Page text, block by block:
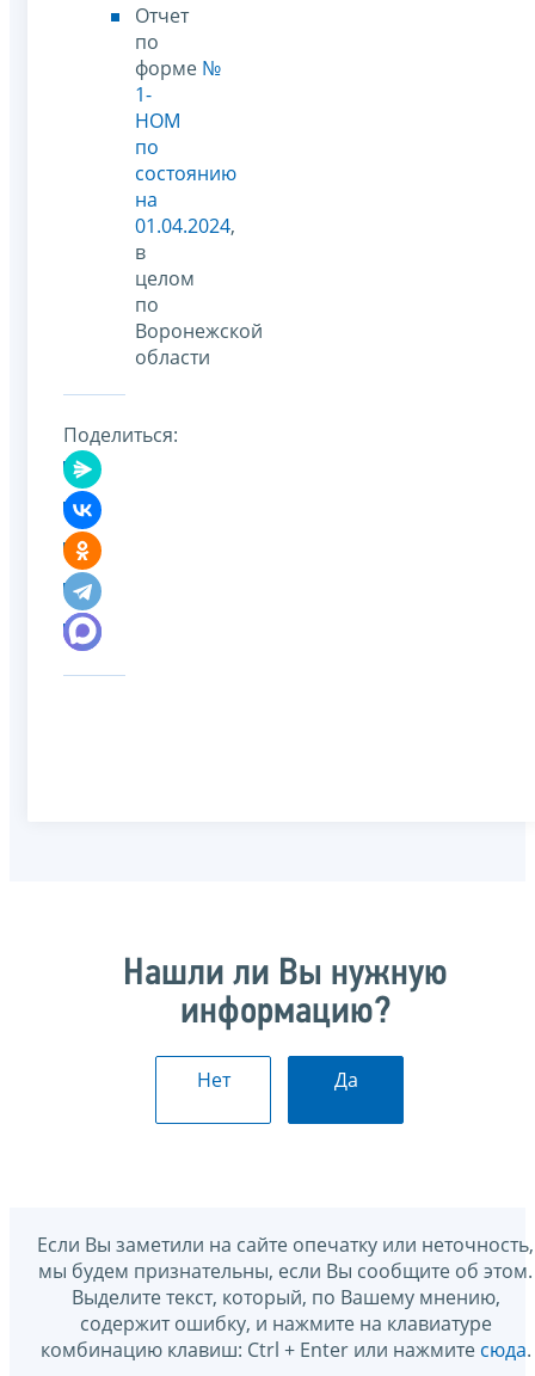
Отчет
по
форме №
1-
НОМ
по
состоянию
на
01.04.2024,
в
целом
по
Воронежской
области
Поделиться:
Нашли ли Вы нужную
информацию?
Нет Да
Если Вы заметили на сайте опечатку или неточность,
мы будем признательны, если Вы сообщите об этом.
Выделите текст, который, по Вашему мнению,
содержит ошибку, и нажмите на клавиатуре
комбинацию клавиш: Ctrl + Enter или нажмите сюда.